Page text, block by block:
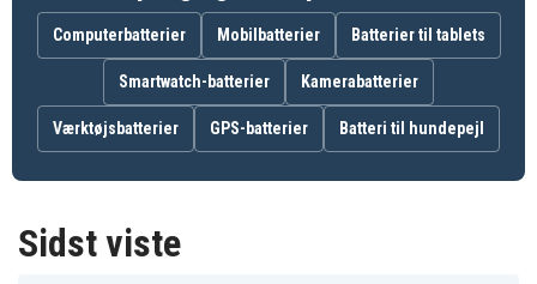
Anritsu
MW82119B Anritsu S331E
Anritsu S332E
Anritsu S361E
Anritsu S362E
Anritsu S412E
Anritsu S820E
Computerbatterier Mobilbatterier Batterier til tablets
Smartwatch-batterier Kamerabatterier
Værktøjsbatterier GPS-batterier Batteri til hundepejl
Sidst viste